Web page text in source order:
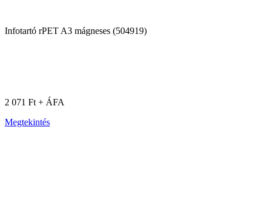
Infotartó rPET A3 mágneses (504919)
2 071 Ft + ÁFA
Megtekintés